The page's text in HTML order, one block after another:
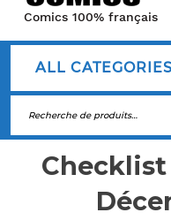
Comics 100% français
ALL CATEGORIES
Checklist